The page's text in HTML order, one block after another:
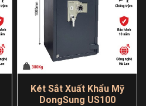
Két Sắt Xuất Khẩu Mỹ
DongSung US100